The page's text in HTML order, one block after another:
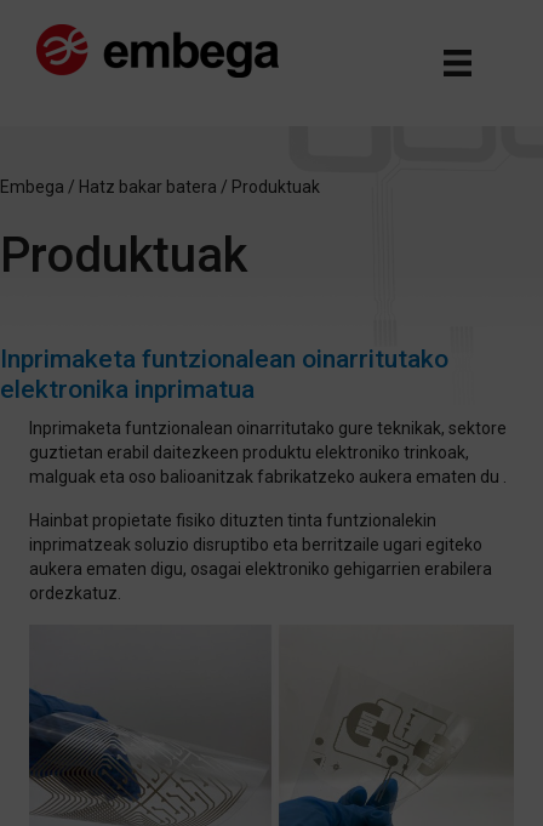
Embega / Hatz bakar batera / Produktuak
Produktuak
Inprimaketa funtzionalean oinarritutako
elektronika inprimatua
Inprimaketa funtzionalean oinarritutako gure teknikak, sektore
guztietan erabil daitezkeen produktu elektroniko trinkoak,
malguak eta oso balioanitzak fabrikatzeko aukera ematen du .
Hainbat propietate fisiko dituzten tinta funtzionalekin
inprimatzeak soluzio disruptibo eta berritzaile ugari egiteko
aukera ematen digu, osagai elektroniko gehigarrien erabilera
ordezkatuz.